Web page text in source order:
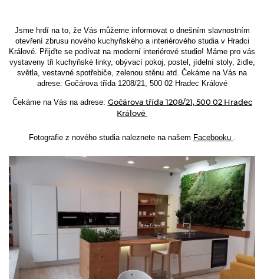
Jsme hrdí na to, že Vás můžeme informovat o dnešním slavnostním
otevření zbrusu nového kuchyňského a interiérového studia v Hradci
Králové. Přijďte se podívat na moderní interiérové studio! Máme pro vás
vystaveny tři kuchyňské linky, obývací pokoj, postel, jídelní stoly, židle,
světla, vestavné spotřebiče, zelenou stěnu atd. Čekáme na Vás na
adrese: Gočárova třída 1208/21, 500 02 Hradec Králové
Čekáme na Vás na adrese: Gočárova třída 1208/21, 500 02 Hradec
Králové
Fotografie z nového studia naleznete na našem Facebooku